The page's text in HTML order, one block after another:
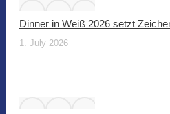
Dinner in Weiß 2026 setzt
1. July 2026